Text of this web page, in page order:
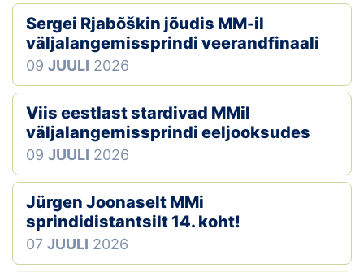
Sergei Rjabõškin jõudis MM-il
väljalangemissprindi veerandfinaali
09 JUULI 2026
Viis eestlast stardivad MMil
väljalangemissprindi eeljooksudes
09 JUULI 2026
Jürgen Joonaselt MMi
sprindidistantsilt 14. koht!
07 JUULI 2026